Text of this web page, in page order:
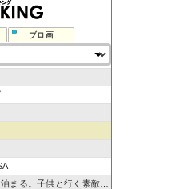
ブロ画
グ
け日記
するエアラインママのブログ
供と行く素敵旅館＋グルメブログ